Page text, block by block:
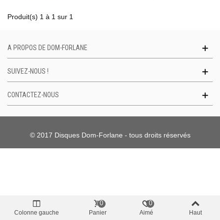
Produit(s) 1 à 1 sur 1
A PROPOS DE DOM-FORLANE
SUIVEZ-NOUS !
CONTACTEZ-NOUS
© 2017 Disques Dom-Forlane - tous droits réservés
Colonne gauche Panier
0
Aimé
0
Haut